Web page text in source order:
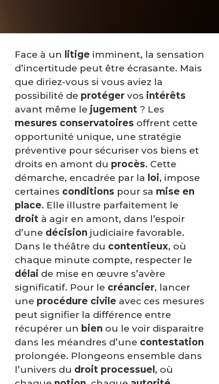
Face à un litige imminent, la sensation
d’incertitude peut être écrasante. Mais
que diriez-vous si vous aviez la
possibilité de protéger vos intérêts
avant même le jugement ? Les
mesures conservatoires offrent cette
opportunité unique, une stratégie
préventive pour sécuriser vos biens et
droits en amont du procès. Cette
démarche, encadrée par la loi, impose
certaines conditions pour sa mise en
place. Elle illustre parfaitement le
droit à agir en amont, dans l’espoir
d’une décision judiciaire favorable.
Dans le théâtre du contentieux, où
chaque minute compte, respecter le
délai de mise en œuvre s’avère
significatif. Pour le créancier, lancer
une procédure civile avec ces mesures
peut signifier la différence entre
récupérer un bien ou le voir disparaitre
dans les méandres d’une contestation
prolongée. Plongeons ensemble dans
l’univers du droit processuel , où